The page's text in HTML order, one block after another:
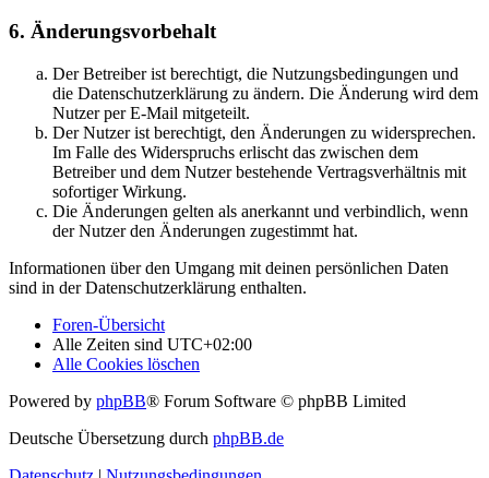
6. Änderungsvorbehalt
Der Betreiber ist berechtigt, die Nutzungsbedingungen und
die Datenschutzerklärung zu ändern. Die Änderung wird dem
Nutzer per E-Mail mitgeteilt.
Der Nutzer ist berechtigt, den Änderungen zu widersprechen.
Im Falle des Widerspruchs erlischt das zwischen dem
Betreiber und dem Nutzer bestehende Vertragsverhältnis mit
sofortiger Wirkung.
Die Änderungen gelten als anerkannt und verbindlich, wenn
der Nutzer den Änderungen zugestimmt hat.
Informationen über den Umgang mit deinen persönlichen Daten
sind in der Datenschutzerklärung enthalten.
Foren-Übersicht
Alle Zeiten sind UTC+02:00
Alle Cookies löschen
Powered by phpBB® Forum Software © phpBB Limited
Deutsche Übersetzung durch phpBB.de